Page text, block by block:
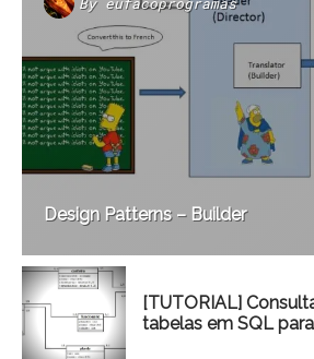
Design Patterns – Builder
[TUTORIAL]
tabelas em SQL